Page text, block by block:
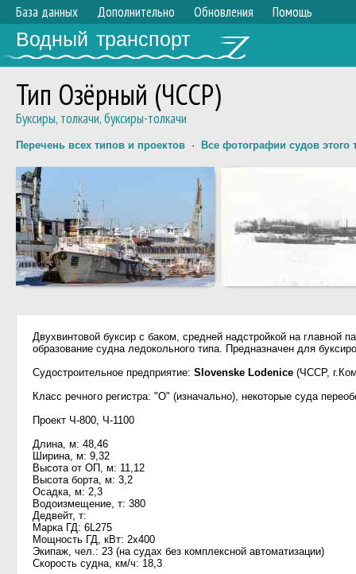
База данных Дополнительно Обновления Помощь
Водный транспорт
Тип Озёрный (ЧССР)
Буксиры, толкачи, буксиры-толкачи
Перечень всех типов и проектов · Все фотографии судов этого
Двухвинтовой буксир с баком, средней надстройкой на главной
образование судна ледокольного типа. Предназначен для
Судостроительное предприятие: Slovenske Lodenice (ЧССР,
Класс речного регистра: "О" (изначально), некоторые суда
Проект Ч-800, Ч-1100
Длина, м: 48,46
Ширина, м: 9,32
Высота от ОП, м: 11,12
Высота борта, м: 3,2
Осадка, м: 2,3
Водоизмещение, т: 380
Дедвейт, т:
Марка ГД: 6L275
Мощность ГД, кВт: 2x400
Экипаж, чел.: 23 (на судах без комплексной автоматизации)
Скорость судна, км/ч: 18,3